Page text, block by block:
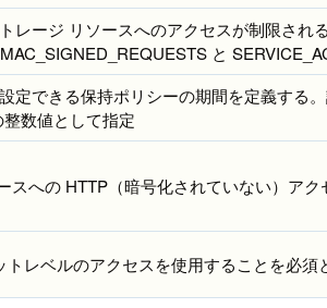
レージ リソースへのアクセスが制限され
と
定できる保持ポリシーの期間を定義する
数値として指定
スへの HTTP（暗号化されていない）アク
レベルのアクセスを使用することを必須